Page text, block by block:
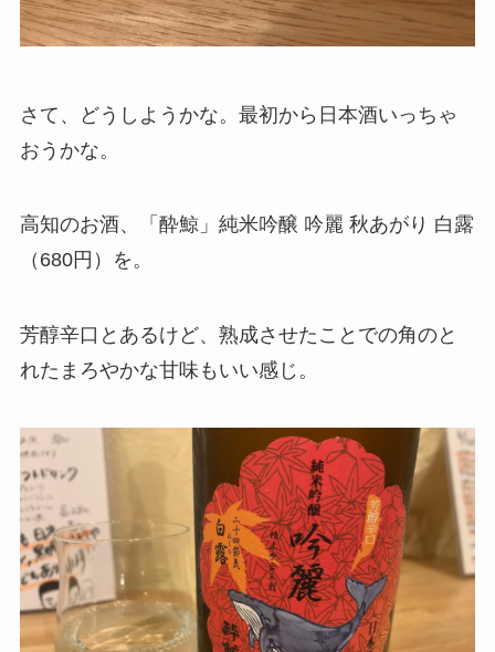
さて、どうしようかな。最初から日本酒いっちゃ
おうかな。
高知のお酒、「酔鯨」純米吟醸 吟麗 秋あがり 白露
（680円）を。
芳醇辛口とあるけど、熟成させたことでの角のと
れたまろやかな甘味もいい感じ。